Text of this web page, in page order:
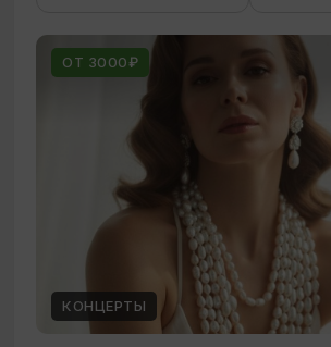
ОТ 3000₽
КОНЦЕРТЫ